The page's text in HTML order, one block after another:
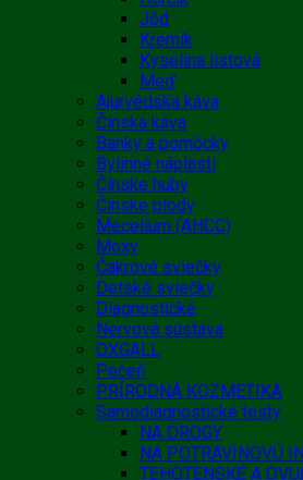
Jód
Kremík
Kyselina listová
Meď
Ajurvédska káva
Čínska káva
Banky a pomôcky
Bylinné náplasti
Čínske huby
Čínske plody
Mecelium (AHCC)
Moxy
Čakrové sviečky
Detské sviečky
Diagnostické
Nervová sústava
OXGALL
Pečeň
PRÍRODNÁ KOZMETIKA
Samodiagnostické testy
NA DROGY
NA POTRAVINOVÚ
TEHOTENSKÉ A